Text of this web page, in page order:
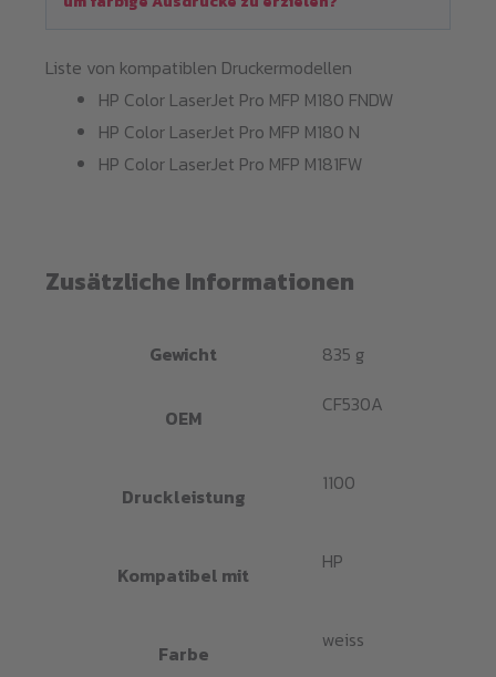
Liste von kompatiblen Druckermodellen
HP Color LaserJet Pro MFP M180 FNDW
HP Color LaserJet Pro MFP M180 N
HP Color LaserJet Pro MFP M181FW
Zusätzliche Informationen
Gewicht 835 g
OEM
CF530A
Druckleistung
1100
Kompatibel mit
HP
Farbe
weiss